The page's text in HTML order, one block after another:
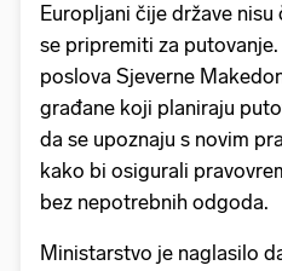
Europljani čije države
se pripremiti za
poslova Sjeverne
građane koji planiraju
da se upoznaju s novim
kako bi osigurali
bez nepotrebnih odgoda.
Ministarstvo je naglasilo